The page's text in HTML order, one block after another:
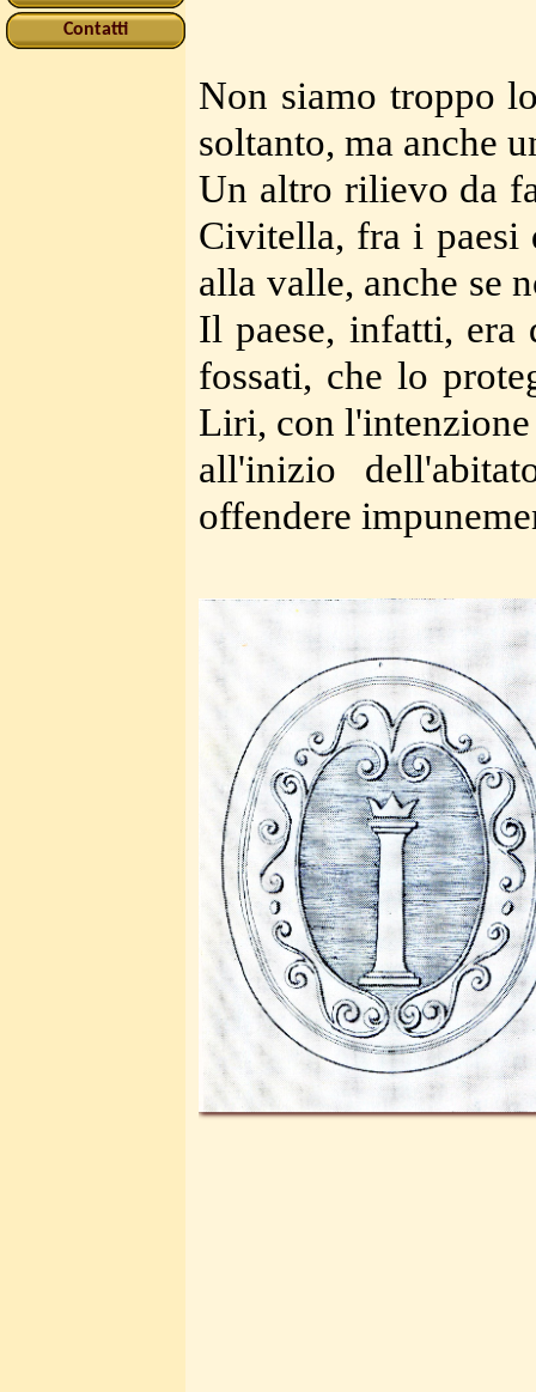
Contatti
Non siamo troppo
soltanto, ma anche
Un altro rilievo da
Civitella, fra i paesi
alla valle, anche se
Il paese, infatti, era
fossati, che lo
Liri, con
all'inizio
offendere